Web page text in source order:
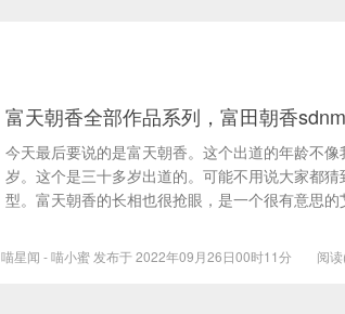
富天朝香全部作品系列，富田朝香
今天最后要说的是富天朝香。这个出道的年龄不
岁。这个是三十多岁出道的。可能不用说大家都
型。富天朝香的长相也很抢眼，是一个很有意思
喵星闻 - 喵小蜜 发布于 2022年09月26日00时11分 阅